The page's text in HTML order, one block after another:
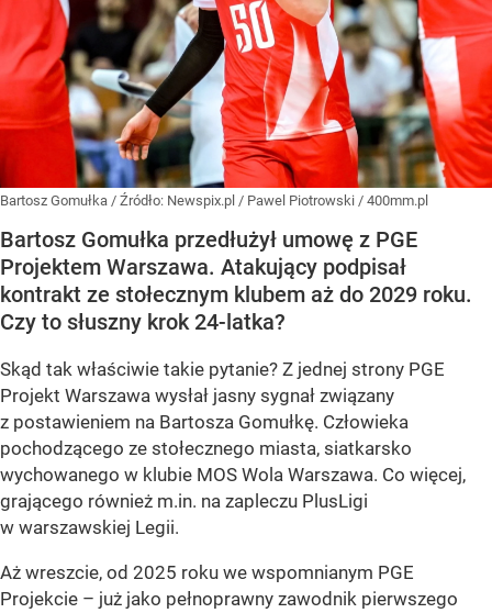
Bartosz Gomułka / Źródło: Newspix.pl / Pawel Piotrowski / 400mm.pl
Bartosz Gomułka przedłużył umowę z PGE
Projektem Warszawa. Atakujący podpisał
kontrakt ze stołecznym klubem aż do 2029 roku.
Czy to słuszny krok 24-latka?
Skąd tak właściwie takie pytanie? Z jednej strony PGE
Projekt Warszawa wysłał jasny sygnał związany
z postawieniem na Bartosza Gomułkę. Człowieka
pochodzącego ze stołecznego miasta, siatkarsko
wychowanego w klubie MOS Wola Warszawa. Co więcej,
grającego również m.in. na zapleczu PlusLigi
w warszawskiej Legii.
Aż wreszcie, od 2025 roku we wspomnianym PGE
Projekcie – już jako pełnoprawny zawodnik pierwszego